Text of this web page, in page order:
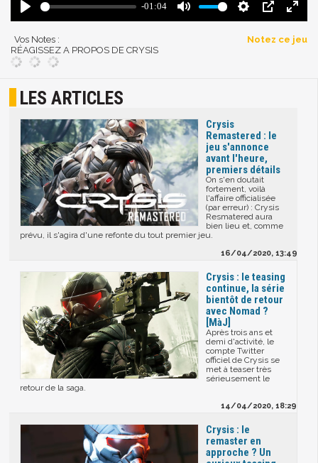
Vos Notes :
Notez ce jeu
RÉAGISSEZ A PROPOS DE CRYSIS
LES ARTICLES
Crysis
Remastered : le
jeu s'annonce
avant l'heure,
premiers détails
On s'en doutait
fortement, voilà
l'affaire officialisée
(par erreur) : Crysis
Resmatered aura
bien lieu et, comme
prévu, il s'agira d'une refonte du tout premier jeu.
16/04/2020, 13:49
Crysis : le teasing
continue, la série
bientôt de retour
avec Nomad ?
[MàJ]
Après trois ans et
demi d'activité, le
compte Twitter
officiel de Crysis se
met à teaser très
sérieusement le
retour de la saga.
14/04/2020, 18:29
Crysis : le
remaster en
approche ? Un